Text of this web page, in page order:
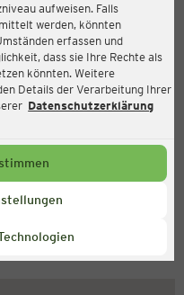
aufweisen. Falls
werden, könnten
erfassen und
dass sie Ihre Rechte als
könnten. Weitere
Details der Verarbeitung Ihrer
Datenschutzerklärung
Guben